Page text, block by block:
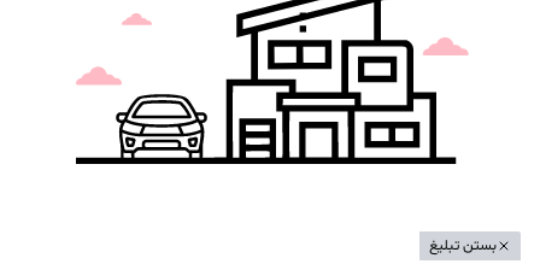
بستن تبلیغ